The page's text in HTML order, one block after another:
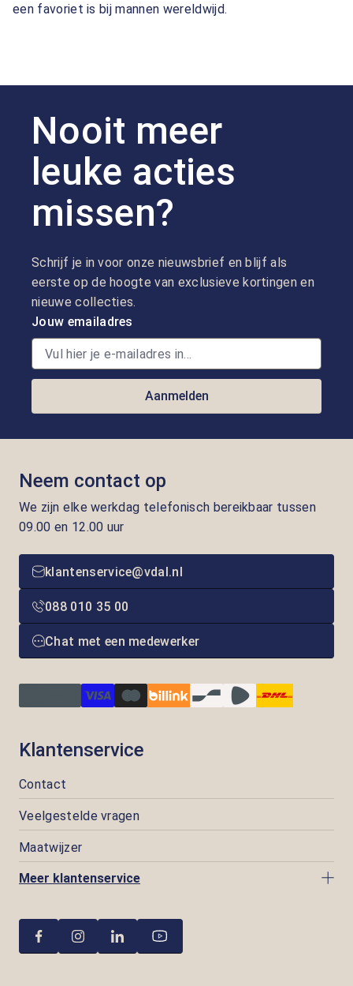
een favoriet is bij mannen wereldwijd.
Nooit meer
leuke acties
missen?
Schrijf je in voor onze nieuwsbrief en blijf als
eerste op de hoogte van exclusieve kortingen en
nieuwe collecties.
Jouw emailadres
Aanmelden
Neem contact op
We zijn elke werkdag telefonisch bereikbaar tussen
09.00 en 12.00 uur
klantenservice@vdal.nl
088 010 35 00
Chat met een medewerker
Klantenservice
Contact
Veelgestelde vragen
Maatwijzer
Meer klantenservice